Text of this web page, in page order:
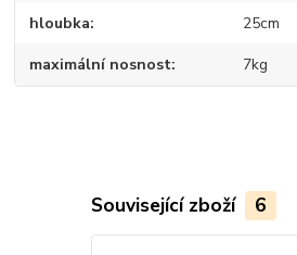
hloubka 25cm
maximální nosnost 7kg
Související zboží 6